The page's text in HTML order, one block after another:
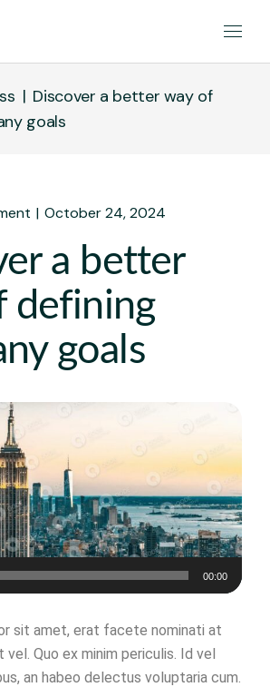
Discover a better way of
goals
October 24, 2024
a better
defining
goals
00:00
sit amet, erat facete nominati at
vel. Quo ex minim periculis. Id vel
an habeo delectus voluptaria cum.